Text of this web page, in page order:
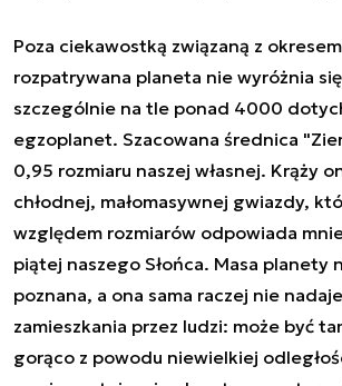
Poza ciekawostką związaną z
rozpatrywana planeta nie wyróżnia
szczególnie na tle ponad 4000
egzoplanet. Szacowana średnica
0,95 rozmiaru naszej własnej. Krąży
chłodnej, małomasywnej gwiazdy,
względem rozmiarów odpowiada
piątej naszego Słońca. Masa planety
poznana, a ona sama raczej nie
zamieszkania przez ludzi: może być
gorąco z powodu niewielkiej